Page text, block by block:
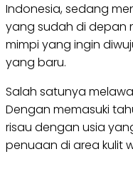
Indonesia, sedang
yang sudah di depan
mimpi yang ingin
yang baru.
Salah satunya
Dengan memasuki
risau dengan usia
penuaan di area kulit